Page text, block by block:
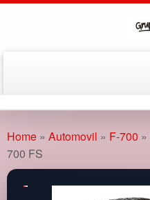
to
content
Home » Automovil » F-700 »
700 FS